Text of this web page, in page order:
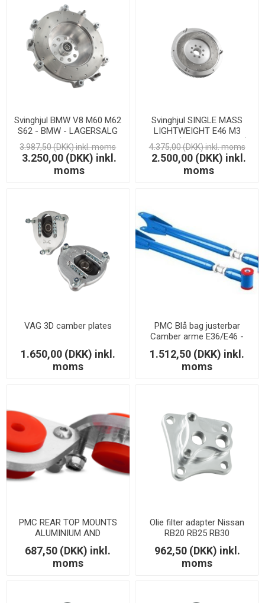
Svinghjul BMW V8 M60 M62
S62 - BMW - LAGERSALG
3.987,50 (DKK) inkl. moms
3.250,00 (DKK) inkl.
moms
Svinghjul SINGLE MASS
LIGHTWEIGHT E46 M3
S54B32 (7,7 KG / 16.97LB)
4.375,00 (DKK) inkl. moms
2.500,00 (DKK) inkl.
moms
VAG 3D camber plates
1.650,00 (DKK) inkl.
moms
PMC Blå bag justerbar
Camber arme E36/E46 -
Rød
1.512,50 (DKK) inkl.
moms
PMC REAR TOP MOUNTS
ALUMINIUM AND
POLYURETHANE - 80ShA
(Red)
687,50 (DKK) inkl.
moms
Olie filter adapter Nissan
RB20 RB25 RB30
962,50 (DKK) inkl.
moms